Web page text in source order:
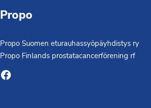
Propo
Propo Suomen eturauhassyöpäyhdistys ry
Propo Finlands prostatacancerförening rf
Facebook